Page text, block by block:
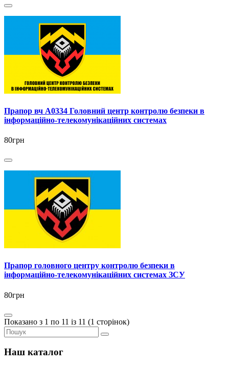
Прапор вч А0334 Головний центр контролю безпеки в
інформаційно-телекомунікаційних системах
80грн
Прапор головного центру контролю безпеки в
інформаційно-телекомунікаційних системах ЗСУ
80грн
Показано з 1 по 11 із 11 (1 сторінок)
Наш каталог